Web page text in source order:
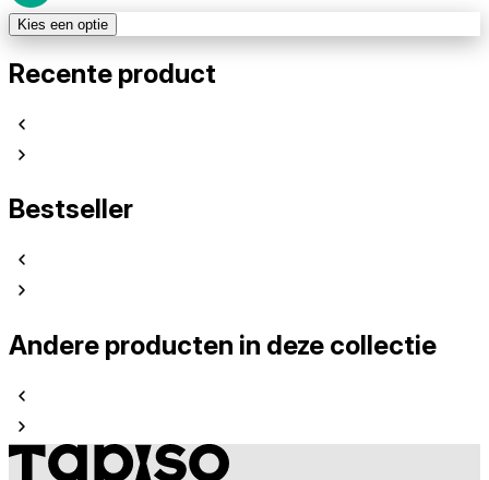
Kies een optie
Recente product
Bestseller
Andere producten in deze collectie